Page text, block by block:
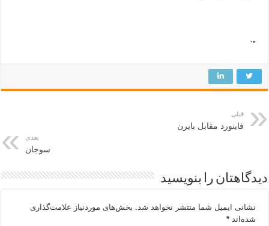
“`
قبلی
فاینورد مقابل بایرن
بعدی
سوجان
دیدگاهتان را بنویسید
نشانی ایمیل شما منتشر نخواهد شد.
بخش‌های موردنیاز علامت‌گذاری
شده‌اند*